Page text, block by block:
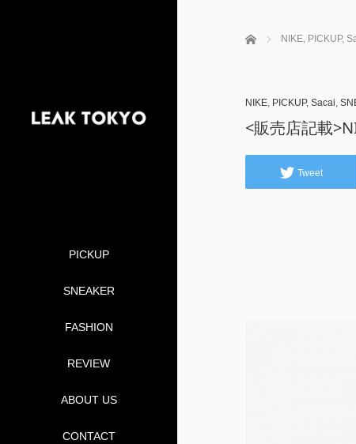
PICKUP
SNEAKER
FASHION
REVIEW
ABOUT US
CONTACT
ホーム NIKE, PICKUP,
NIKE, PICKUP, Sacai,
<販売店記載
Tweet